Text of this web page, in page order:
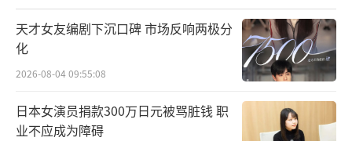
天才女友编剧下沉口碑 市场反响两极分
化
2026-08-04 09:55:08
日本女演员捐款300万日元被骂脏钱 职
业不应成为障碍